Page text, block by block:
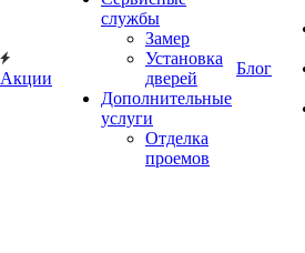
Акции
службы
Замер
Установка
дверей
Дополнительные
услуги
Отделка
проемов
Блог